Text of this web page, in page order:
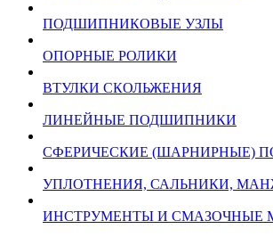
ПОДШИПНИКОВЫЕ УЗЛЫ
ОПОРНЫЕ РОЛИКИ
ВТУЛКИ СКОЛЬЖЕНИЯ
ЛИНЕЙНЫЕ ПОДШИПНИКИ
СФЕРИЧЕСКИЕ (ШАРНИРНЫЕ)
УПЛОТНЕНИЯ, САЛЬНИКИ,
ИНСТРУМЕНТЫ И СМАЗОЧНЫЕ